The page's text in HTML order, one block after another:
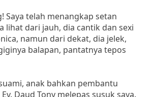
Saya telah menangkap setan
lihat dari jauh, dia cantik dan sexi
namun dari dekat, dia jelek,
balapan, pantatnya tepos
anak bahkan pembantu
Daud Tony melepas susuk saya.